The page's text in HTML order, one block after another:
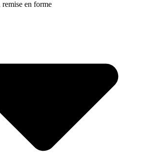
remise en forme